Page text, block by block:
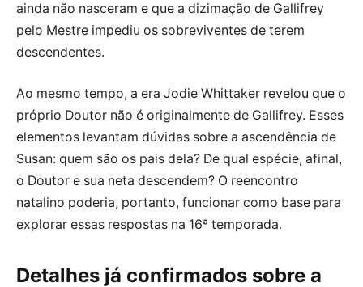
ainda não nasceram e que a dizimação de Gallifrey
pelo Mestre impediu os sobreviventes de terem
descendentes.
Ao mesmo tempo, a era Jodie Whittaker revelou que o
próprio Doutor não é originalmente de Gallifrey. Esses
elementos levantam dúvidas sobre a ascendência de
Susan: quem são os pais dela? De qual espécie, afinal,
o Doutor e sua neta descendem? O reencontro
natalino poderia, portanto, funcionar como base para
explorar essas respostas na 16ª temporada.
Detalhes já confirmados sobre a